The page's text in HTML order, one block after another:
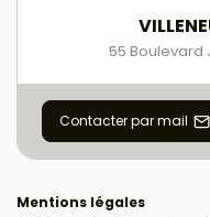
55 Boulevard
Contacter par mail
Mentions légales